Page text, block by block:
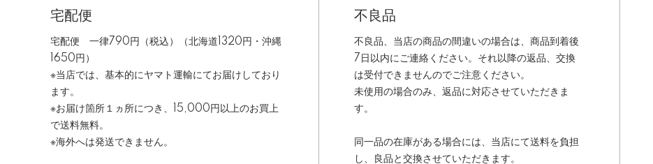
宅配便
宅配便 一律790円（税込）（北海道1320円・沖縄
1650円）
※当店では、基本的にヤマト運輸にてお届けしており
ます。
※お届け箇所１ヵ所につき、15,000円以上のお買上
で送料無料。
※海外へは発送できません。
不良品
不良品、当店の商品の間違いの場合は、商品到着後
7日以内にご連絡ください。それ以降の返品、交換
は受付できませんのでご注意ください。
未使用の場合のみ、返品に対応させていただきま
す。
同一品の在庫がある場合には、当店にて送料を負担
し、良品と交換させていただきます。